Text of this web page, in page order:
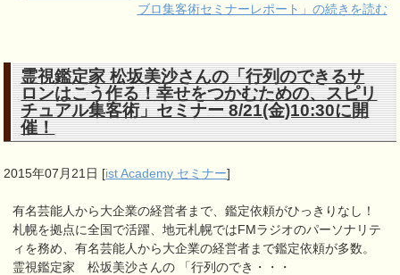
ブロ集客術セミナーレポート」の続きを読む
霊視鑑定家 松坂美沙さんの「行列のできるサ
ロンはこう作る！幸せをつかむための、スピリ
チュアル集客術」セミナー 8/21(金)10:30に開
催！
2015年07月21日 [ist Academy セミナー]
有名芸能人から大企業の経営者まで、鑑定依頼がひっきりなし！
札幌を拠点に全国で活躍、地元札幌ではFMラジオのパーソナリテ
ィを務め、有名芸能人から大企業の経営者まで鑑定依頼が多数。
霊視鑑定家 松坂美沙さんの 「行列のでき・・・